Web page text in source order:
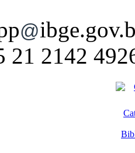
@
21 2142